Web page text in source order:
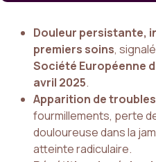
Douleur persistante,
premiers soins,
Société Européenne
avril 2025.
Apparition de
fourmillements, perte
douloureuse dans la
atteinte radiculaire.